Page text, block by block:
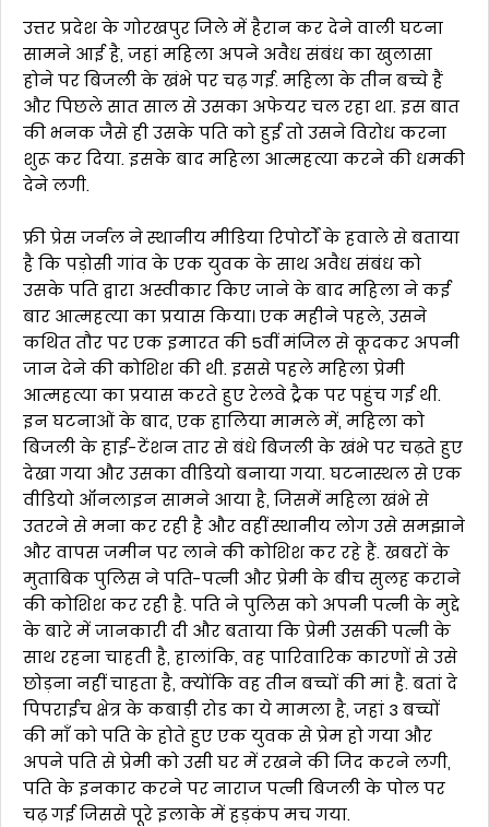
उत्तर प्रदेश के गोरखपुर जिले में हैरान कर देने वाली घटना
सामने आई है, जहां महिला अपने अवैध संबंध का खुलासा
होने पर बिजली के खंभे पर चढ़ गई. महिला के तीन बच्चे हैं
और पिछले सात साल से उसका अफेयर चल रहा था. इस बात
की भनक जैसे ही उसके पति को हुई तो उसने विरोध करना
शुरू कर दिया. इसके बाद महिला आत्महत्या करने की धमकी
देने लगी.
फ्री प्रेस जर्नल ने स्थानीय मीडिया रिपोर्टों के हवाले से बताया
है कि पड़ोसी गांव के एक युवक के साथ अवैध संबंध को
उसके पति द्वारा अस्वीकार किए जाने के बाद महिला ने कई
बार आत्महत्या का प्रयास किया। एक महीने पहले, उसने
कथित तौर पर एक इमारत की 5वीं मंजिल से कूदकर अपनी
जान देने की कोशिश की थी. इससे पहले महिला प्रेमी
आत्महत्या का प्रयास करते हुए रेलवे ट्रैक पर पहुंच गई थी.
इन घटनाओं के बाद, एक हालिया मामले में, महिला को
बिजली के हाई-टेंशन तार से बंधे बिजली के खंभे पर चढ़ते हुए
देखा गया और उसका वीडियो बनाया गया. घटनास्थल से एक
वीडियो ऑनलाइन सामने आया है, जिसमें महिला खंभे से
उतरने से मना कर रही है और वहीं स्थानीय लोग उसे समझाने
और वापस जमीन पर लाने की कोशिश कर रहे हैं. खबरों के
मुताबिक पुलिस ने पति-पत्नी और प्रेमी के बीच सुलह कराने
की कोशिश कर रही है. पति ने पुलिस को अपनी पत्नी के मुद्दे
के बारे में जानकारी दी और बताया कि प्रेमी उसकी पत्नी के
साथ रहना चाहती है, हालांकि, वह पारिवारिक कारणों से उसे
छोड़ना नहीं चाहता है, क्योंकि वह तीन बच्चों की मां है. बतां दे
पिपराईच क्षेत्र के कबाड़ी रोड का ये मामला है, जहां 3 बच्चों
की माँ को पति के होते हुए एक युवक से प्रेम हो गया और
अपने पति से प्रेमी को उसी घर में रखने की जिद करने लगी,
पति के इनकार करने पर नाराज पत्नी बिजली के पोल पर
चढ़ गई जिससे पूरे इलाके में हड़कंप मच गया.